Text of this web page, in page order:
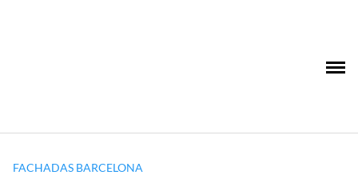
FACHADAS BARCELONA